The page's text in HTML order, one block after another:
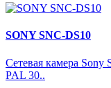
SONY SNC-DS10
Сетевая камера Sony
PAL 30..